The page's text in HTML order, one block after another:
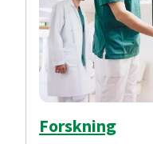
Forskning